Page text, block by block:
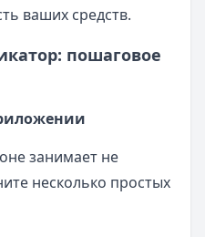
ваших средств.
пошаговое
занимает не
несколько простых